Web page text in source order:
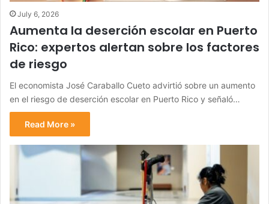
July 6, 2026
Aumenta la deserción escolar en Puerto
Rico: expertos alertan sobre los factores
de riesgo
El economista José Caraballo Cueto advirtió sobre un aumento
en el riesgo de deserción escolar en Puerto Rico y señaló…
Read More »